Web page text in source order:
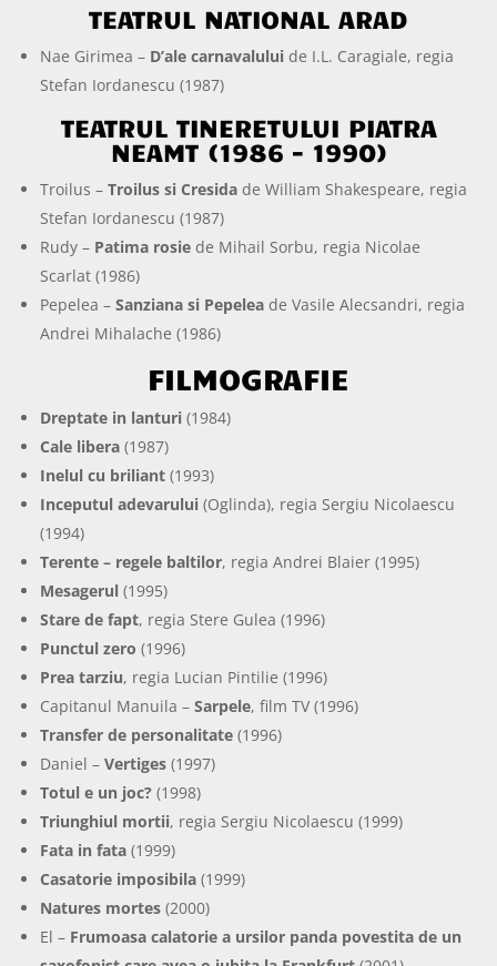
TEATRUL NATIONAL ARAD
Nae Girimea – D’ale carnavalului de I.L. Caragiale, regia
Stefan Iordanescu (1987)
TEATRUL TINERETULUI PIATRA
NEAMT (1986 – 1990)
Troilus –Troilus si Cresida de William Shakespeare, regia
Stefan Iordanescu (1987)
Rudy – Patima rosie de Mihail Sorbu, regia Nicolae
Scarlat (1986)
Pepelea –Sanziana si Pepelea de Vasile Alecsandri, regia
Andrei Mihalache (1986)
FILMOGRAFIE
Dreptate in lanturi (1984)
Cale libera (1987)
Inelul cu briliant (1993)
Inceputul adevarului (Oglinda), regia Sergiu Nicolaescu
(1994)
Terente – regele baltilor, regia Andrei Blaier (1995)
Mesagerul (1995)
Stare de fapt, regia Stere Gulea (1996)
Punctul zero (1996)
Prea tarziu, regia Lucian Pintilie (1996)
Capitanul Manuila –Sarpele, film TV (1996)
Transfer de personalitate (1996)
Daniel –Vertiges (1997)
Totul e un joc? (1998)
Triunghiul mortii, regia Sergiu Nicolaescu (1999)
Fata in fata (1999)
Casatorie imposibila (1999)
Natures mortes (2000)
El – Frumoasa calatorie a ursilor panda povestita de un